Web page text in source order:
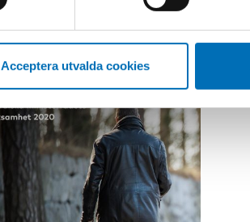
Acceptera utvalda cookies